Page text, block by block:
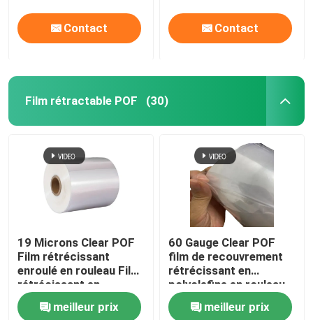
Contact Contact
Film rétractable POF (30)
19 Microns Clear POF
Film rétrécissant
enroulé en rouleau Film
rétrécissant en
polyolefine plié en
centre meilleur prix
60 Gauge Clear POF
film de recouvrement
rétrécissant en
polyolefine en rouleau
de film rétrécissant
plié en centre
meilleur prix